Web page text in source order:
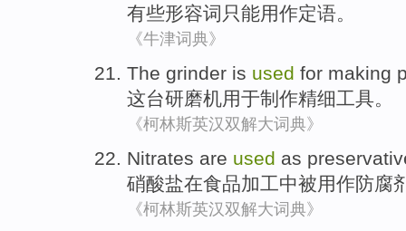
有些形容词 只能用作定语。
《牛津词典》
The grinder is used for making
这台研磨机用于制作精细工具。
《柯林斯英汉双解大词典》
Nitrates are used as
硝酸盐在食品加工中被用作防腐
《柯林斯英汉双解大词典》